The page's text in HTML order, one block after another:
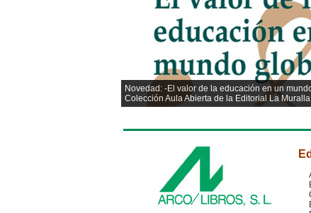
Novedad: -El valor de la educación en un
Colección Aula Abierta de la Editorial La Muralla